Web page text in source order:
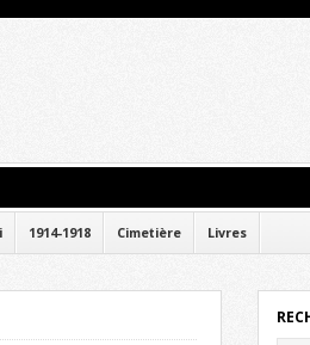
1914-1918 Cimetière Livres